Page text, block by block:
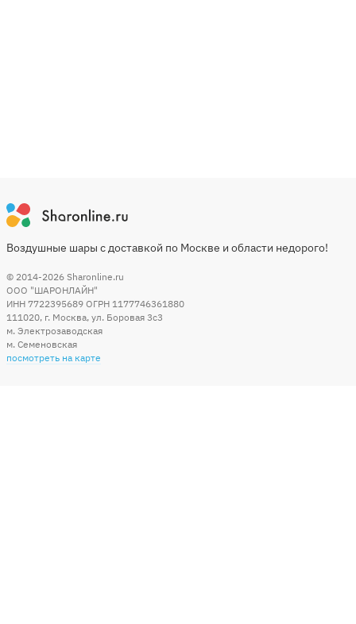
Воздушные шары с доставкой по Москве и области недорого!
© 2014-2026 Sharonline.ru
ООО "ШАРОНЛАЙН"
ИНН 7722395689 ОГРН 1177746361880
111020, г. Москва, ул. Боровая 3c3
м. Электрозаводская
м. Семеновская
посмотреть на карте